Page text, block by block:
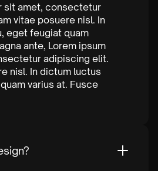
sit amet, consectetur
vitae posuere nisl. In
eget feugiat quam
ante, Lorem ipsum
adipiscing elit.
nisl. In dictum luctus
varius at. Fusce